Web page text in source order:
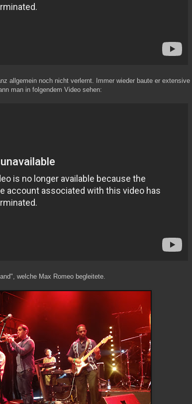
allgemein noch nicht verlernt. Immer wieder baute er extensive
man in folgendem Video sehen:
welche Max Romeo begleitete.